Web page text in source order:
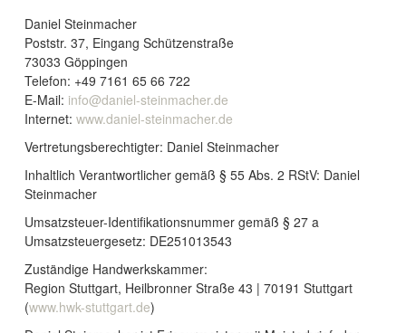
Daniel Steinmacher
Poststr. 37, Eingang Schützenstraße
73033 Göppingen
Telefon: +49 7161 65 66 722
E-Mail: info@daniel-steinmacher.de
Internet: www.daniel-steinmacher.de
Vertretungsberechtigter: Daniel Steinmacher
Inhaltlich Verantwortlicher gemäß § 55 Abs. 2 RStV: Daniel
Steinmacher
Umsatzsteuer-Identifikationsnummer gemäß § 27 a
Umsatzsteuergesetz: DE251013543
Zuständige Handwerkskammer:
Region Stuttgart, Heilbronner Straße 43 | 70191 Stuttgart
(www.hwk-stuttgart.de)